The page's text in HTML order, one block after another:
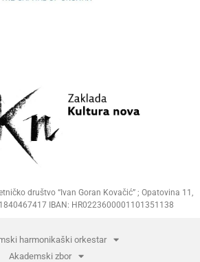
društvo “Ivan Goran Kovačić” ; Opatovina 11,
IBAN: HR0223600001101351138
harmonikaški orkestar
Akademski zbor